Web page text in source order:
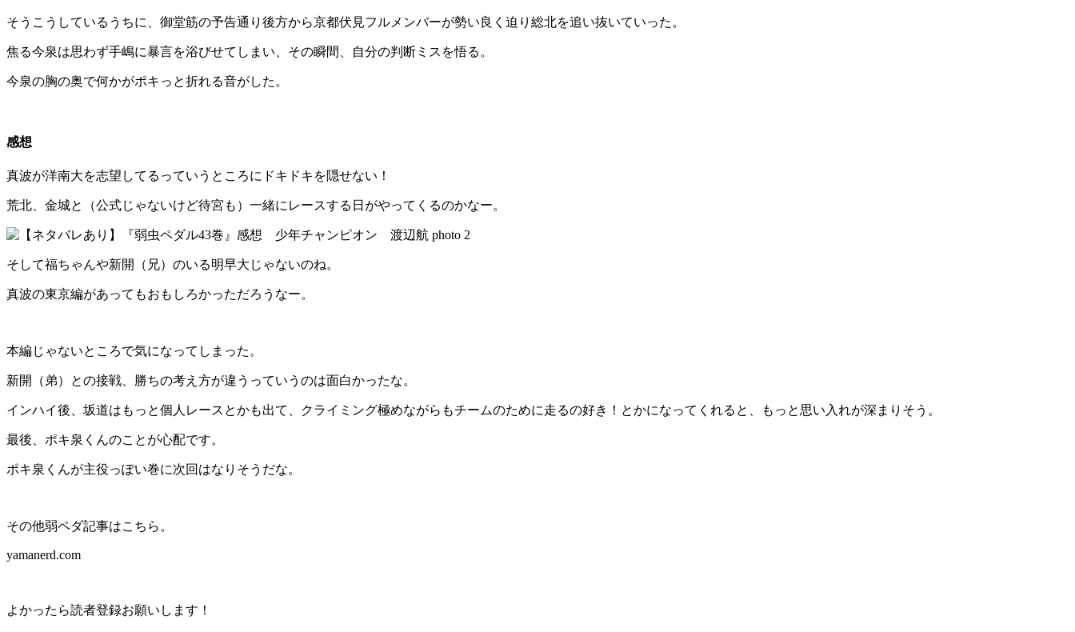
そうこうしているうちに、御堂筋の予告通り後方から京都伏見フルメンバーが勢い良く迫り総北を追い抜いていった。
焦る今泉は思わず手嶋に暴言を浴びせてしまい、その瞬間、自分の判断ミスを悟る。
今泉の胸の奥で何かがポキっと折れる音がした。
感想
真波が洋南大を志望してるっていうところにドキドキを隠せない！
荒北、金城と（公式じゃないけど待宮も）一緒にレースする日がやってくるのかなー。
そして福ちゃんや新開（兄）のいる明早大じゃないのね。
真波の東京編があってもおもしろかっただろうなー。
本編じゃないところで気になってしまった。
新開（弟）との接戦、勝ちの考え方が違うっていうのは面白かったな。
インハイ後、坂道はもっと個人レースとかも出て、クライミング極めながらもチームのために走るの好き！とかになってくれると、もっと思い入れが深まりそう。
最後、ポキ泉くんのことが心配です。
ポキ泉くんが主役っぽい巻に次回はなりそうだな。
その他弱ペダ記事はこちら。
yamanerd.com
よかったら読者登録お願いします！